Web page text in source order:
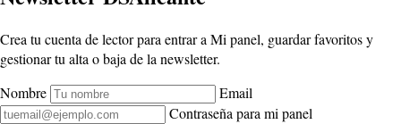
Crea tu cuenta de lector para entrar a Mi panel, guardar favoritos y
gestionar tu alta o baja de la newsletter.
Nombre
Email
Contraseña para mi panel